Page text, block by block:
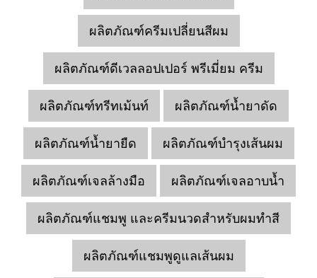
ผลิตภัณฑ์ครีมเปลี่ยนสีผม
ผลิตภัณฑ์ดีเวลลอปเปอร์ พรีเมี่ยม ครีม
ผลิตภัณฑ์ทรีทเม้นท์ ผลิตภัณฑ์น้ำยาดัด
ผลิตภัณฑ์น้ำยายืด ผลิตภัณฑ์บำรุงเส้นผม
ผลิตภัณฑ์เจลล้างมือ ผลิตภัณฑ์เจลอาบน้ำ
ผลิตภัณฑ์แชมพู และครีมนวดสำหรับผมทำสี
ผลิตภัณฑ์แชมพูดูแลเส้นผม